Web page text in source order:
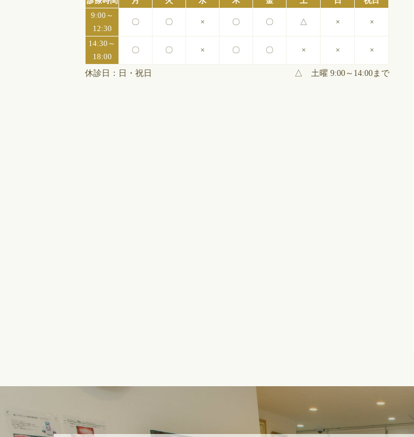
9:00～
12:30
〇 〇 × 〇 〇 △ × ×
14:30～
18:00
〇 〇 × 〇 〇 × × ×
休診日：日・祝日 △ 土曜 9:00～14:00まで